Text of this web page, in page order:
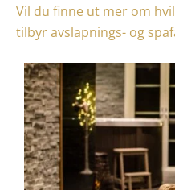
Vil du finne ut mer om
tilbyr avslapnings- og